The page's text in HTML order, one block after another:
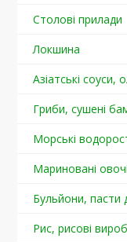
Столові прилади
Локшина
Азіатські соуси,
Гриби, сушені
Морські
Мариновані овочі
Бульйони, пасти
Рис, рисові